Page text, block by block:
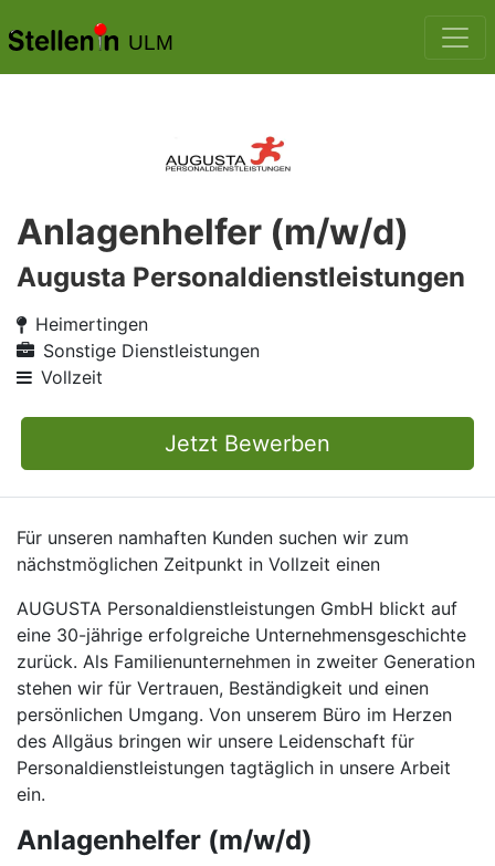
ULM
Anlagenhelfer (m/w/d)
Augusta Personaldienstleistungen
Heimertingen
Sonstige Dienstleistungen
Vollzeit
Jetzt Bewerben
Für unseren namhaften Kunden suchen wir zum
nächstmöglichen Zeitpunkt in Vollzeit einen
AUGUSTA Personaldienstleistungen GmbH blickt auf
eine 30-jährige erfolgreiche Unternehmensgeschichte
zurück. Als Familienunternehmen in zweiter Generation
stehen wir für Vertrauen, Beständigkeit und einen
persönlichen Umgang. Von unserem Büro im Herzen
des Allgäus bringen wir unsere Leidenschaft für
Personaldienstleistungen tagtäglich in unsere Arbeit
ein.
Anlagenhelfer (m/w/d)